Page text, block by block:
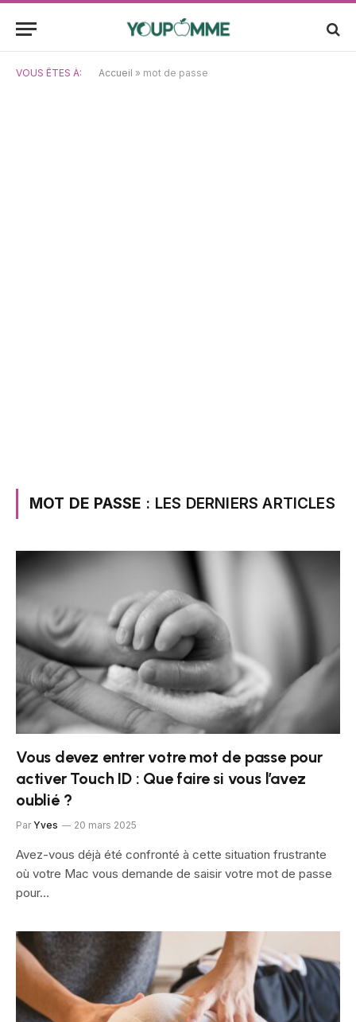
VOUS ÊTES À: Accueil » mot de passe
MOT DE PASSE : LES DERNIERS ARTICLES
Vous devez entrer votre mot de passe pour
activer Touch ID : Que faire si vous l’avez
oublié ?
Par Yves 20 mars 2025
Avez-vous déjà été confronté à cette situation frustrante
où votre Mac vous demande de saisir votre mot de passe
pour…